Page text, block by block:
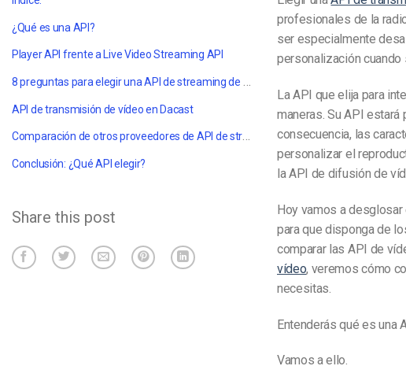
¿Qué es una API?
Player API frente a Live Video Streaming API
8 preguntas para elegir una API de streaming de vídeo
API de transmisión de vídeo en Dacast
Comparación de otros proveedores de API de streaming de vídeo
Conclusión: ¿Qué API elegir?
Share this post
profesionales de la
ser especialmente
personalización
La API que elija para
maneras. Su API estará
consecuencia, las
personalizar el
la API de difusión de
Hoy vamos a
para que disponga de
comparar las API de
vídeo, veremos cómo
necesitas.
Entenderás qué es una
Vamos a ello.